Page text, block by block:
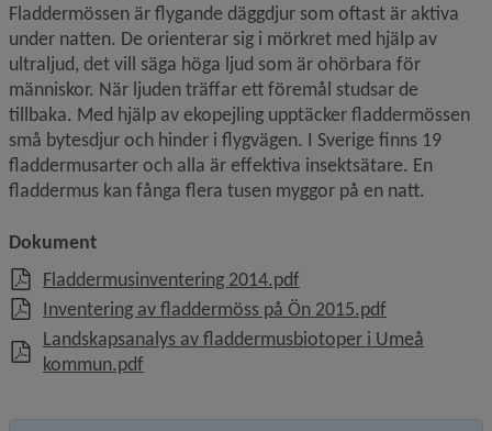
Fladdermössen är flygande däggdjur som oftast är aktiva
under natten. De orienterar sig i mörkret med hjälp av
ultraljud, det vill säga höga ljud som är ohörbara för
människor. När ljuden träffar ett föremål studsar de
tillbaka. Med hjälp av ekopejling upptäcker fladdermössen
små bytesdjur och hinder i flygvägen. I Sverige finns 19
fladdermusarter och alla är effektiva insektsätare. En
fladdermus kan fånga flera tusen myggor på en natt.
Dokument
Fladdermusinventering 2014.pdf, 7.4 MB, öppnas i nytt
Inventering av fladdermöss på Ön 2015.pdf, 1.7 MB,
Landskapsanalys av fladdermusbiotoper i Umeå
kommun.pdf, 4 MB, öppnas i nytt fönster.